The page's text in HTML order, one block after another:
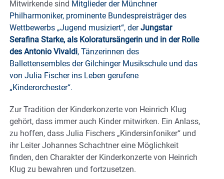
Mitwirkende sind Mitglieder der Münchner
Philharmoniker, prominente Bundespreisträger des
Wettbewerbs „Jugend musiziert“, derJungstar
Serafina Starke, als Koloratursängerin und in der Rolle
des Antonio Vivaldi, Tänzerinnen des
Ballettensembles der Gilchinger Musikschule und das
von Julia Fischer ins Leben gerufene
„Kinderorchester“.
Zur Tradition der Kinderkonzerte von Heinrich Klug
gehört, dass immer auch Kinder mitwirken. Ein Anlass,
zu hoffen, dass Julia Fischers „Kindersinfoniker“ und
ihr Leiter Johannes Schachtner eine Möglichkeit
finden, den Charakter der Kinderkonzerte von Heinrich
Klug zu bewahren und fortzusetzen.